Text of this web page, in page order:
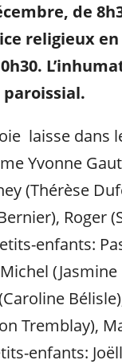
de
religieux en
laisse dans
Yvonne
(Thérèse
Roger
enfants:
Tremblay),
enfants: